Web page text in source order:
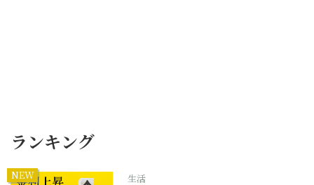
ランキング
NEW 生活